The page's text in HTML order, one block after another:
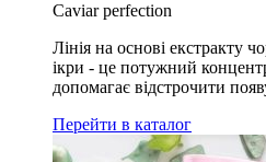
Caviar perfection
Лінія на основі екстракту
ікри - це потужний
допомагає відстрочити
Перейти в каталог